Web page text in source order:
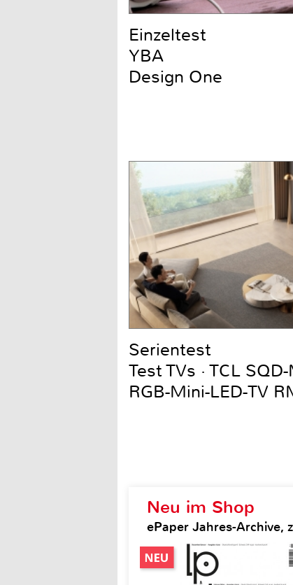
Neu im Shop
ePaper Jahres-Archive,
Einzeltest
YBA
Design One
Serientest
Test TVs · TCL
RGB-Mini-LED-TV